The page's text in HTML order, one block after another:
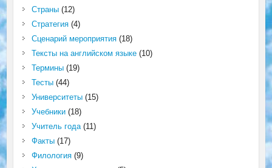
Страны(12)
Стратегия(4)
Сценарий мероприятия(18)
Тексты на английском языке(10)
Термины(19)
Тесты(44)
Университеты(15)
Учебники(18)
Учитель года(11)
Факты(17)
Филология(9)